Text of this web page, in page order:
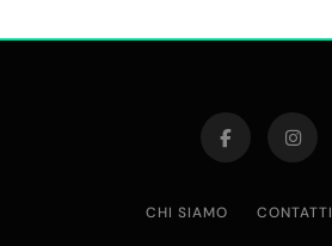
CHI SIAMO CONTATTI